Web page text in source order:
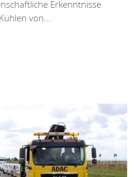
Erkenntnisse
von...